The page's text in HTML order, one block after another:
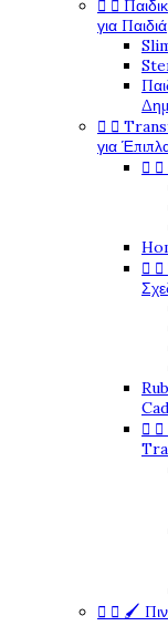
 
για Παιδιά
 
για
 
 
 
  🖌️